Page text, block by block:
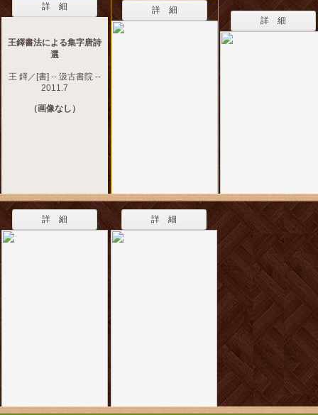
詳 細
王鐸書法による集字唐詩
選
王 鐸／[書] -- 汲古書院 --
2011.7
（画像なし）
詳 細
詳 細
詳 細 詳 細